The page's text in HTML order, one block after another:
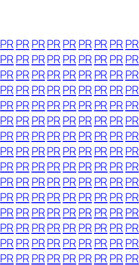
PR PR PRPR PR PR PR PR PR
PR PR PRPR PR PR PR PR PR
PR PR PRPR PR PR PR PR PR
PR PR PRPR PR PR PR PR PR
PR PR PRPR PR PR PR PR PR
PR PR PRPR PR PR PR PR PR
PR PR PRPR PR PR PR PR PR
PR PR PRPR PR PR PR PR PR
PR PR PRPR PR PR PR PR PR
PR PR PRPR PR PR PR PR PR
PR PR PRPR PR PR PR PR PR
PR PR PRPR PR PR PR PR PR
PR PR PRPR PR PR PR PR PR
PR PR PRPR PR PR PR PR PR
PR PR PRPR PR PR PR PR PR